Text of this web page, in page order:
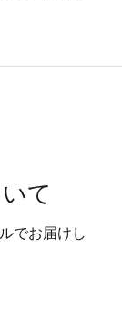
て
でお届けし